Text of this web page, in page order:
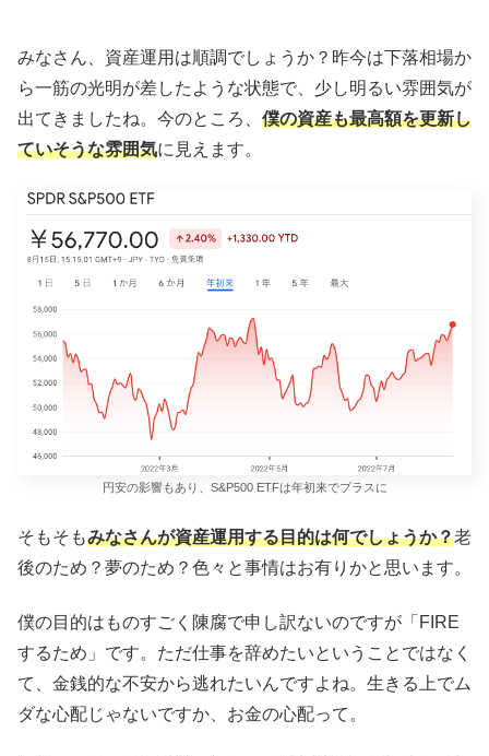
みなさん、資産運用は順調でしょうか？昨今は下落相場か
ら一筋の光明が差したような状態で、少し明るい雰囲気が
出てきましたね。今のところ、 僕の資産も最高額を更新し
ていそうな雰囲気に見えます。
円安の影響もあり、S&P500 ETFは年初来でプラスに
そもそもみなさんが資産運用する目的は何でしょうか？老
後のため？夢のため？色々と事情はお有りかと思います。
僕の目的はものすごく陳腐で申し訳ないのですが「FIRE
するため」です。ただ仕事を辞めたいということではなく
て、金銭的な不安から逃れたいんですよね。生きる上でム
ダな心配じゃないですか、お金の心配って。